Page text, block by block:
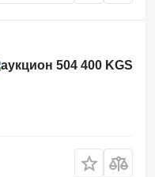
504 400 KGS